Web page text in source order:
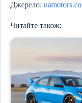
Джерело:
Читайте також: